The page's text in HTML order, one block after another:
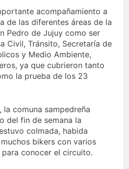
acompañamiento a
de las diferentes áreas de la
Pedro de Jujuy como ser
Civil, Tránsito, Secretaría de
y Medio Ambiente,
ya que cubrieron tanto
la prueba de los 23
comuna sampedreña
del fin de semana la
colmada, habida
bikers con varios
conocer el circuito.